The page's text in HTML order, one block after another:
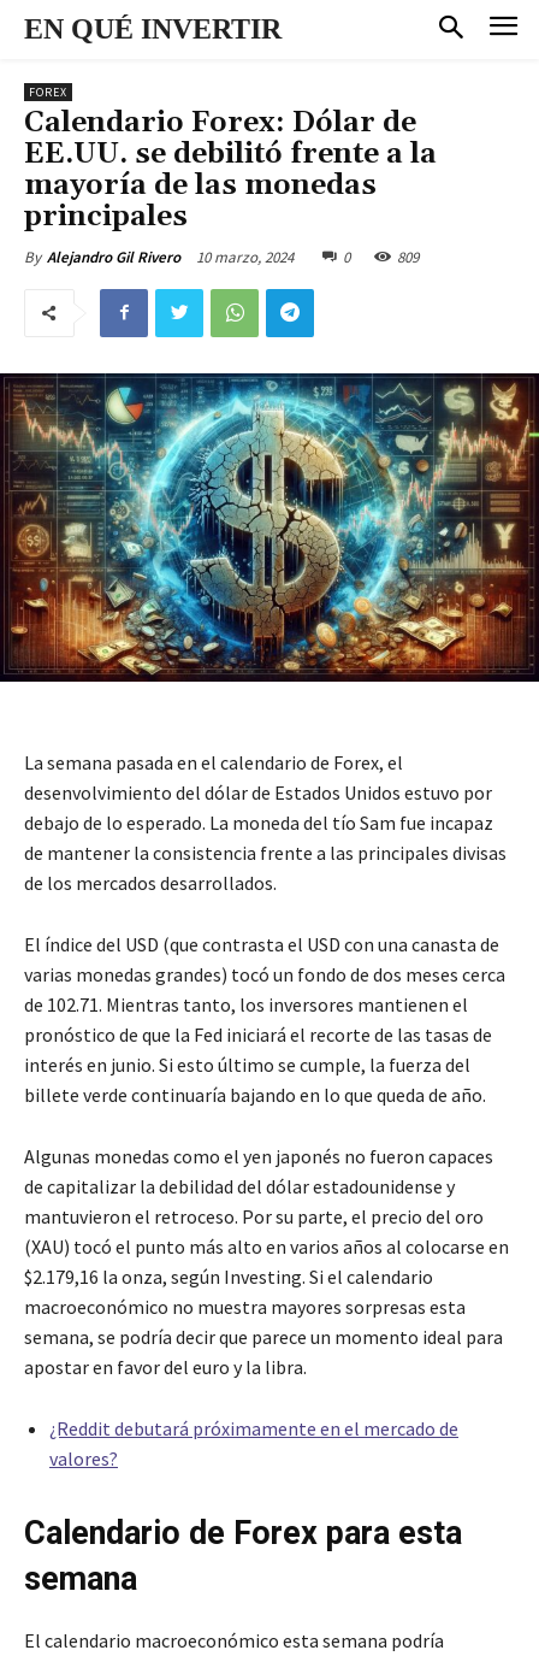
EN QUÉ INVERTIR
FOREX
Calendario Forex: Dólar de
EE.UU. se debilitó frente a la
mayoría de las monedas
principales
By Alejandro Gil Rivero 10 marzo, 2024 0 809
La semana pasada en el calendario de Forex, el
desenvolvimiento del dólar de Estados Unidos estuvo por
debajo de lo esperado. La moneda del tío Sam fue incapaz
de mantener la consistencia frente a las principales divisas
de los mercados desarrollados.
El índice del USD (que contrasta el USD con una canasta de
varias monedas grandes) tocó un fondo de dos meses cerca
de 102.71. Mientras tanto, los inversores mantienen el
pronóstico de que la Fed iniciará el recorte de las tasas de
interés en junio. Si esto último se cumple, la fuerza del
billete verde continuaría bajando en lo que queda de año.
Algunas monedas como el yen japonés no fueron capaces
de capitalizar la debilidad del dólar estadounidense y
mantuvieron el retroceso. Por su parte, el precio del oro
(XAU) tocó el punto más alto en varios años al colocarse en
$2.179,16 la onza, según Investing. Si el calendario
macroeconómico no muestra mayores sorpresas esta
semana, se podría decir que parece un momento ideal para
apostar en favor del euro y la libra.
¿Reddit debutará próximamente en el mercado de
valores?
Calendario de Forex para esta
semana
El calendario macroeconómico esta semana podría